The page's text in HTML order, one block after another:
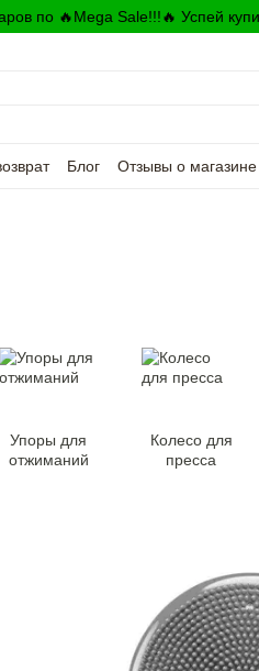
по 🔥Mega Sale!!!🔥 Успей
Блог Отзывы о магазине
Упоры для
отжиманий
Колесо для
пресса